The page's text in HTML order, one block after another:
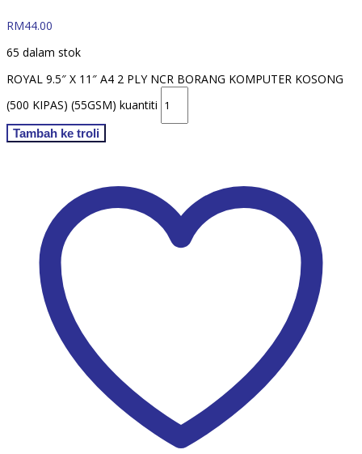
RM44.00
65 dalam stok
ROYAL 9.5″ X 11″ A4 2 PLY NCR BORANG KOMPUTER KOSONG
(500 KIPAS) (55GSM) kuantiti
Tambah ke troli